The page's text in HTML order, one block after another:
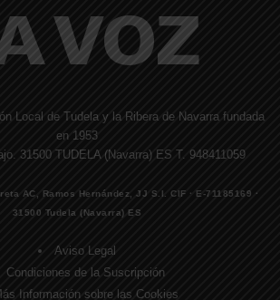
Local de Tudela y la Ribera de Navarra fundada
en 1953
31500 TUDELA (Navarra) ES T. 948411059
AC, Ramos Hernández, JJ S.I. CIF · E-71185169 ·
31500 Tudela (Navarra) ES
Aviso Legal
Condiciones de la Suscripción
Información sobre las Cookies